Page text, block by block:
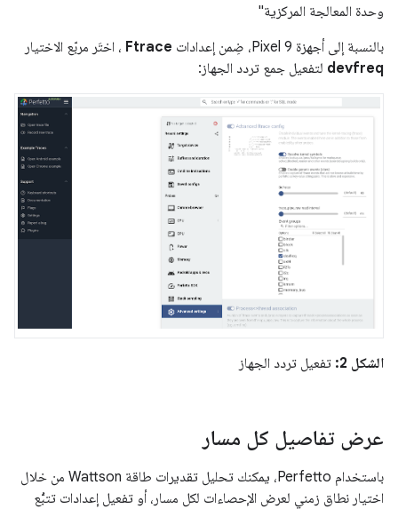
وحدة المعالجة المركزية"
بالنسبة إلى أجهزة Pixel 9، ضِمن إعدادات
Ftrace ، اختَر مربّع الاختيار
devfreq لتفعيل جمع تردد الجهاز:
الشكل 2: تفعيل تردد الجهاز
عرض تفاصيل كل مسار
باستخدام Perfetto، يمكنك تحليل تقديرات طاقة Wattson من خلال
اختيار نطاق زمني لعرض الإحصاءات لكل مسار، أو تفعيل إعدادات تتبُّع